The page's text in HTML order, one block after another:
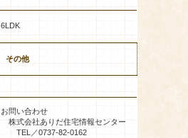
6LDK
その他
お問い合わせ
株式会社ありだ住宅情報センター
TEL／0737-82-0162